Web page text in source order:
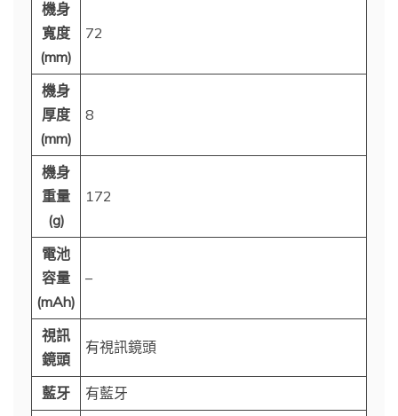
機身
寬度
(mm)
72
機身
厚度
(mm)
8
機身
重量
(g)
172
電池
容量
(mAh)
–
視訊
鏡頭
有視訊鏡頭
藍牙
有藍牙